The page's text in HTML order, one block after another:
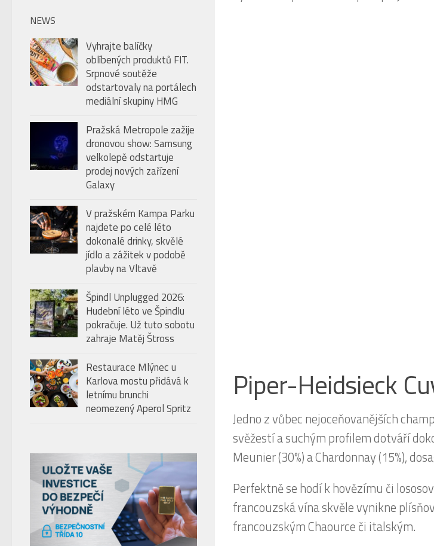
Piper-Heidsieck
Jedno z vůbec nejoceňovanějších
svěžestí a suchým profilem dotváří
Meunier (30%) a Chardonnay (15%),
Perfektně se hodí k hovězímu či
francouzská vína skvěle vynikne
francouzským Chaource či italským.
úroveň
NEWS
Vyhrajte balíčky
oblíbených produktů FIT.
Srpnové soutěže
odstartovaly na portálech
mediální skupiny HMG
Pražská Metropole zažije
dronovou show: Samsung
velkolepě odstartuje
prodej nových zařízení
Galaxy
V pražském Kampa Parku
najdete po celé léto
dokonalé drinky, skvělé
jídlo a zážitek v podobě
plavby na Vltavě
Špindl Unplugged 2026:
Hudební léto ve Špindlu
pokračuje. Už tuto sobotu
zahraje Matěj Štross
Restaurace Mlýnec u
Karlova mostu přidává k
letnímu brunchi
neomezený Aperol Spritz